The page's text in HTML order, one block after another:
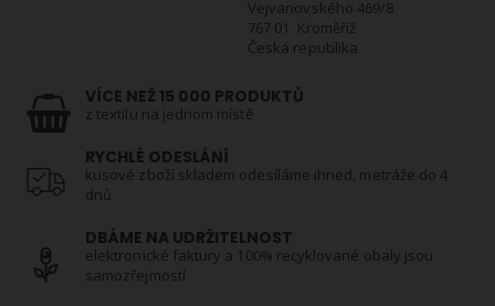
Vejvanovského 469/8
767 01 Kroměříž
Česká republika
VÍCE NEŽ 15 000 PRODUKTŮ
z textilu na jednom místě
RYCHLÉ ODESLÁNÍ
kusové zboží skladem odesíláme ihned, metráže do 4
dnů
DBÁME NA UDRŽITELNOST
elektronické faktury a 100% recyklované obaly jsou
samozřejmostí